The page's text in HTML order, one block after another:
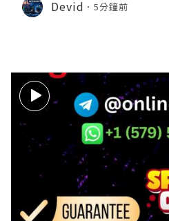
Devid 5分鐘前